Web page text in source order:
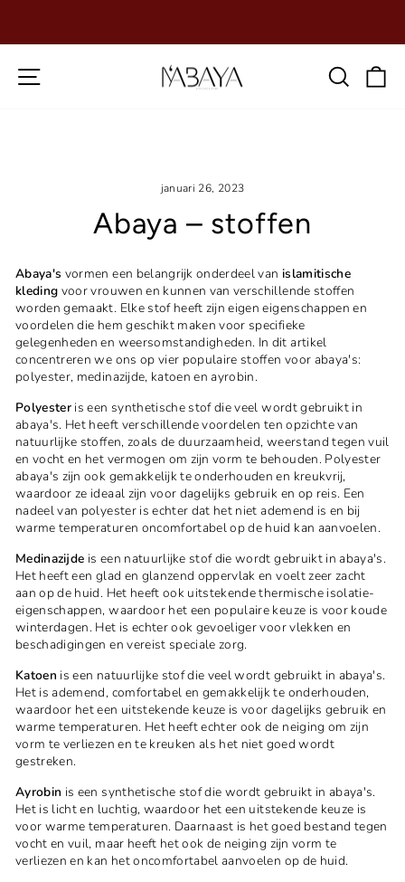
naar
inhoud
Paginanavigatie
januari 26, 2023
Abaya – stoffen
Abaya's vormen een belangrijk onderdeel van islamitische
kleding voor vrouwen en kunnen van verschillende stoffen
worden gemaakt. Elke stof heeft zijn eigen eigenschappen en
voordelen die hem geschikt maken voor specifieke
gelegenheden en weersomstandigheden. In dit artikel
concentreren we ons op vier populaire stoffen voor abaya's:
polyester, medinazijde, katoen en ayrobin.
Polyester is een synthetische stof die veel wordt gebruikt in
abaya's. Het heeft verschillende voordelen ten opzichte van
natuurlijke stoffen, zoals de duurzaamheid, weerstand tegen vuil
en vocht en het vermogen om zijn vorm te behouden. Polyester
abaya's zijn ook gemakkelijk te onderhouden en kreukvrij,
waardoor ze ideaal zijn voor dagelijks gebruik en op reis. Een
nadeel van polyester is echter dat het niet ademend is en bij
warme temperaturen oncomfortabel op de huid kan aanvoelen.
Medinazijde is een natuurlijke stof die wordt gebruikt in abaya's.
Het heeft een glad en glanzend oppervlak en voelt zeer zacht
aan op de huid. Het heeft ook uitstekende thermische isolatie-
eigenschappen, waardoor het een populaire keuze is voor koude
winterdagen. Het is echter ook gevoeliger voor vlekken en
beschadigingen en vereist speciale zorg.
Katoen is een natuurlijke stof die veel wordt gebruikt in abaya's.
Het is ademend, comfortabel en gemakkelijk te onderhouden,
waardoor het een uitstekende keuze is voor dagelijks gebruik en
warme temperaturen. Het heeft echter ook de neiging om zijn
vorm te verliezen en te kreuken als het niet goed wordt
gestreken.
Ayrobin is een synthetische stof die wordt gebruikt in abaya's.
Het is licht en luchtig, waardoor het een uitstekende keuze is
voor warme temperaturen. Daarnaast is het goed bestand tegen
vocht en vuil, maar heeft het ook de neiging zijn vorm te
verliezen en kan het oncomfortabel aanvoelen op de huid.